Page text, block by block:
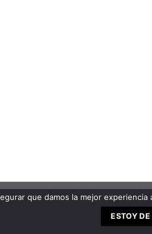
que damos la mejor
ESTOY